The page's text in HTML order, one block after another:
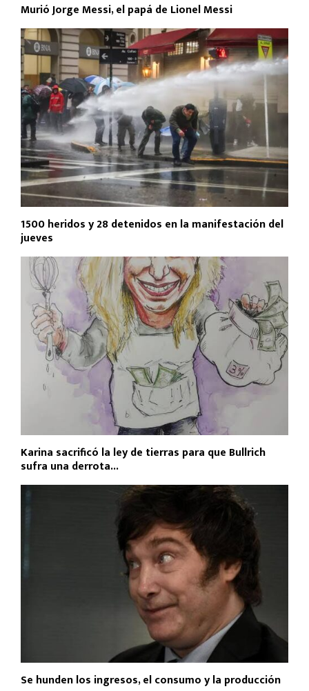
Murió Jorge Messi, el papá de Lionel Messi
1500 heridos y 28 detenidos en la manifestación del
jueves
Karina sacrificó la ley de tierras para que Bullrich
sufra una derrota...
Se hunden los ingresos, el consumo y la producción